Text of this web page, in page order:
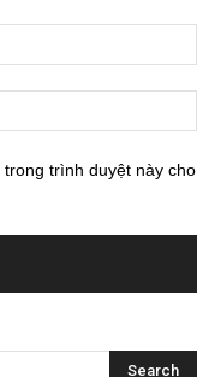
trình duyệt này cho